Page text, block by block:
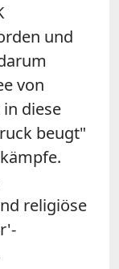
und
von
diese
beugt"
religiöse